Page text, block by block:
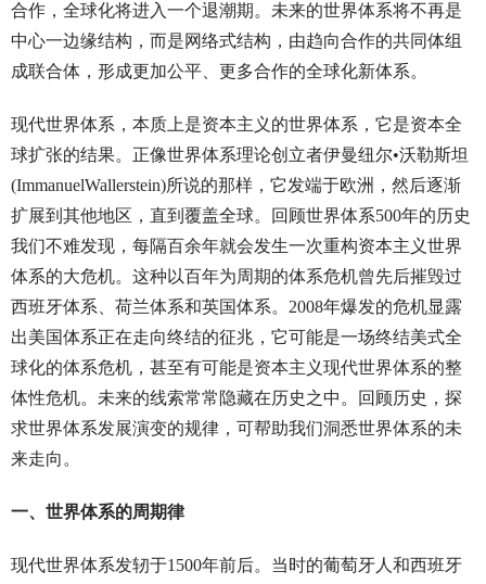
合作，全球化将进入一个退潮期。未来的世界体系将不再是
中心一边缘结构，而是网络式结构，由趋向合作的共同体组
成联合体，形成更加公平、更多合作的全球化新体系。
现代世界体系，本质上是资本主义的世界体系，它是资本全
球扩张的结果。正像世界体系理论创立者伊曼纽尔•沃勒斯坦
(ImmanuelWallerstein)所说的那样，它发端于欧洲，然后逐渐
扩展到其他地区，直到覆盖全球。回顾世界体系500年的历史
我们不难发现，每隔百余年就会发生一次重构资本主义世界
体系的大危机。这种以百年为周期的体系危机曾先后摧毁过
西班牙体系、荷兰体系和英国体系。2008年爆发的危机显露
出美国体系正在走向终结的征兆，它可能是一场终结美式全
球化的体系危机，甚至有可能是资本主义现代世界体系的整
体性危机。未来的线索常常隐藏在历史之中。回顾历史，探
求世界体系发展演变的规律，可帮助我们洞悉世界体系的未
来走向。
一、世界体系的周期律
现代世界体系发轫于1500年前后。当时的葡萄牙人和西班牙